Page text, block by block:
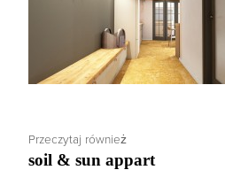
Przeczytaj również
soil & sun appart